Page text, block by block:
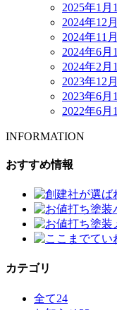
2025年1月 1
2024年12月
2024年11月
2024年6月 1
2024年2月 1
2023年12月
2023年6月 1
2022年6月 1
INFORMATION
おすすめ情報
カテゴリ
全て24